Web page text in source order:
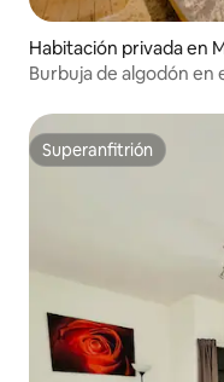
Habitación privada en
Burbuja de algodón en
Superanfitrión
Superanfitrión